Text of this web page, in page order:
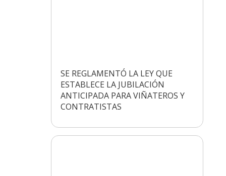
SE REGLAMENTÓ LA LEY QUE
ESTABLECE LA JUBILACIÓN
ANTICIPADA PARA VIÑATEROS Y
CONTRATISTAS